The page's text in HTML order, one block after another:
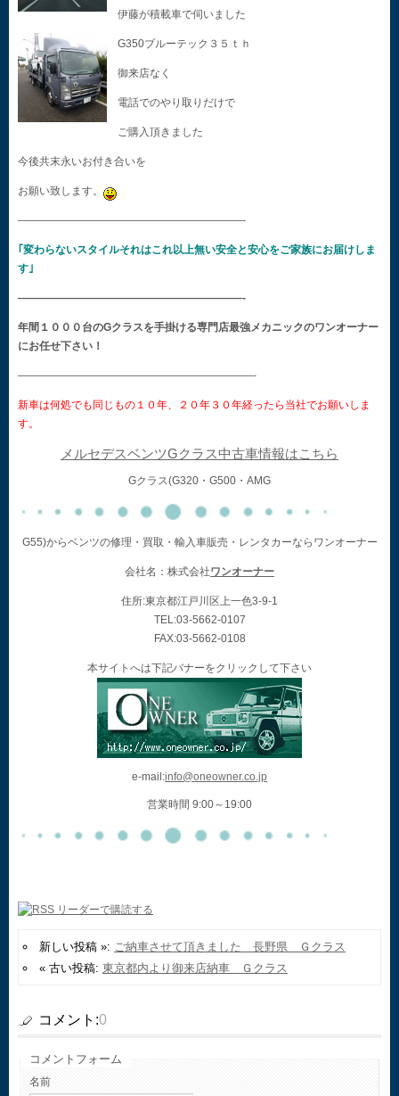
伊藤が積載車で伺いました
G350ブルーテック３５ｔｈ
御来店なく
電話でのやり取りだけで
ご購入頂きました
今後共末永いお付き合いを
お願い致します。
—————————————————————-
｢変わらないスタイルそれはこれ以上無い安全と安心をご家族にお届けしま
す｣
—————————————————————-
年間１０００台のGクラスを手掛ける専門店最強メカニックのワンオーナー
にお任せ下さい！
——————————————————————-
新車は何処でも同じもの１０年、２０年３０年経ったら当社でお願いしま
す。
メルセデスベンツGクラス中古車情報はこちら
Gクラス(G320・G500・AMG
G55)からベンツの修理・買取・輸入車販売・レンタカーならワンオーナー
会社名：株式会社ワンオーナー
住所:東京都江戸川区上一色3-9-1
TEL:03-5662-0107
FAX:03-5662-0108
本サイトへは下記バナーをクリックして下さい
e-mail:info@oneowner.co.jp
営業時間 9:00～19:00
新しい投稿 »: ご納車させて頂きました 長野県 Ｇクラス
« 古い投稿: 東京都内より御来店納車 Ｇクラス
コメント:0
コメントフォーム
名前